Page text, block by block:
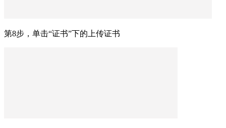
第8步，单击“证书”下的上传证书